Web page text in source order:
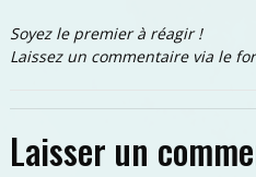
Soyez le premier à réagir !
Laissez un commentaire via le
Laisser un